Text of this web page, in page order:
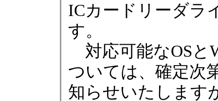
ICカードリーダラ
す。
対応可能なOSと
ついては、確定次
知らせいたします